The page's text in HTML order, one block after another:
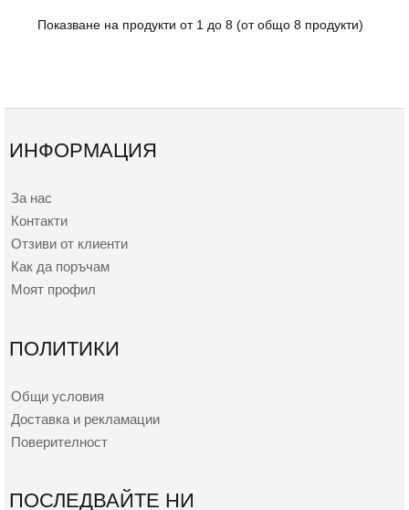
Показване на продукти от 1 до8 (от общо8 продукти)
ИНФОРМАЦИЯ
За нас
Контакти
Отзиви от клиенти
Как да поръчам
Моят профил
ПОЛИТИКИ
Общи условия
Доставка и рекламации
Поверителност
ПОСЛЕДВАЙТЕ НИ